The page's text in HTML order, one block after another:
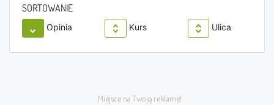
SORTOWANIE
Opinia Kurs Ulica